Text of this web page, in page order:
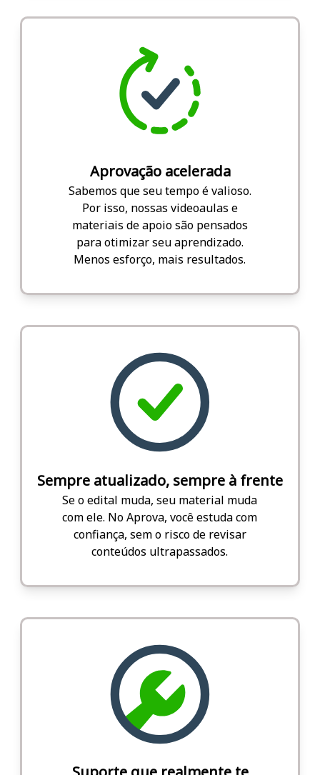
Aprovação acelerada
Sabemos que seu tempo é valioso.
Por isso, nossas videoaulas e
materiais de apoio são pensados
para otimizar seu aprendizado.
Menos esforço, mais resultados.
Sempre atualizado, sempre à frente
Se o edital muda, seu material muda
com ele. No Aprova, você estuda com
confiança, sem o risco de revisar
conteúdos ultrapassados.